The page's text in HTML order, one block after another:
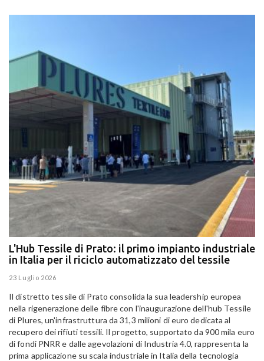
L'Hub Tessile di Prato: il primo impianto industriale
in Italia per il riciclo automatizzato del tessile
23 Luglio 2026
Il distretto tessile di Prato consolida la sua leadership europea
nella rigenerazione delle fibre con l'inaugurazione dell'hub Tessile
di Plures, un'infrastruttura da 31,3 milioni di euro dedicata al
recupero dei rifiuti tessili. Il progetto, supportato da 900 mila euro
di fondi PNRR e dalle agevolazioni di Industria 4.0, rappresenta la
prima applicazione su scala industriale in Italia della tecnologia